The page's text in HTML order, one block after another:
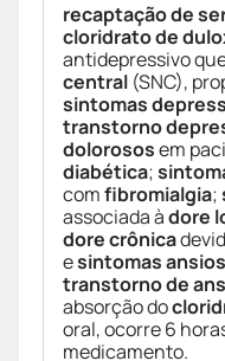
recaptação de
cloridrato de
antidepressivo
central (SNC),
sintomas
transtorno
dolorososem
diabética;
comfibromialgia;
associada àdore
dore crônica
esintomas
transtorno de
absorção do
oral, ocorre 6
medicamento.